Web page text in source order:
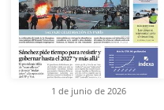
1 de junio de 2026